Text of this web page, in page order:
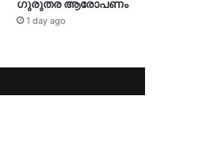
ഗുരുതര ആരോപണം
1 day ago